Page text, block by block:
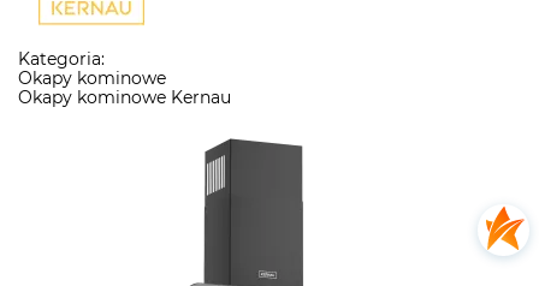
Kategoria:
Okapy kominowe
Okapy kominowe Kernau